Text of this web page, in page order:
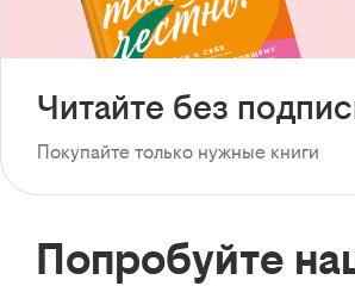
Читайте без
Покупайте только нужные книги
Попробуйте